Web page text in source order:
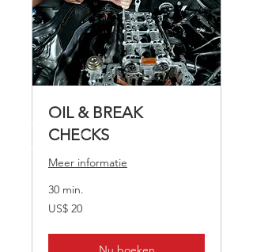
OIL & BREAK
CHECKS
Meer informatie
30 min.
20
Amerikaanse
US$ 20